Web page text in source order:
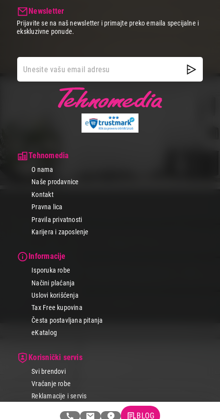
Tehnomedia
O nama
Naše prodavnice
Kontakt
Pravna lica
Pravila privatnosti
Karijera i zaposlenje
Informacije
Isporuka robe
Načini plaćanja
Uslovi korišćenja
Tax Free kupovina
Česta postavljana pitanja
eKatalog
Korisnički servis
Svi brendovi
Vraćanje robe
Reklamacije i servis
Pratite nas na društvenim mrežama
Newsletter
Prijavite se na naš newsletter i primajte preko emaila specijalne i
ekskluzivne ponude.
BLOG